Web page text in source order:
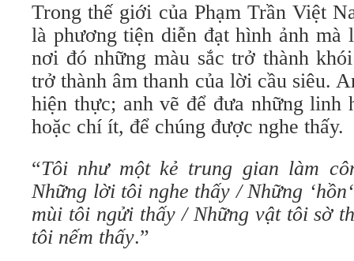
Trong thế giới của Phạm Trần Việt
là phương tiện diễn đạt hình ảnh mà
nơi đó những màu sắc trở thành
trở thành âm thanh của lời cầu siêu.
hiện thực; anh vẽ để đưa những linh
hoặc chí ít, để chúng được nghe thấy.
“Tôi như một kẻ trung gian làm
Những lời tôi nghe thấy /Những ‘hồn‘
mùi tôi ngửi thấy/ Những vật tôi sờ
tôi nếm thấy.”